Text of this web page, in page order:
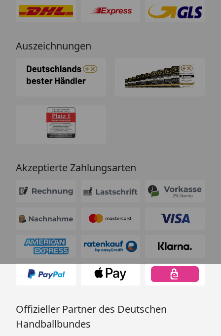
Auszeichnungen
Akzeptierte Zahlungsarten
Offizieller Partner des Deutschen
Handballbundes